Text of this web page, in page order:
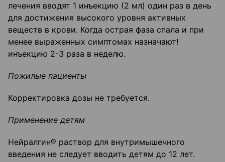
лечения вводят 1 инъекцию (2 мл) один раз в день
для достижения высокого уровня активных
веществ в крови. Когда острая фаза спала и при
менее выраженных симптомах назначают!
инъекцию 2-3 раза в неделю.
Пожилые пациенты
Корректировка дозы не требуется.
Применение детям
Нейралгин® раствор для внутримышечного
введения не следует вводить детям до 12 лет.